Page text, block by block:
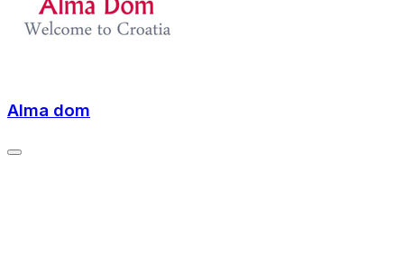
Alma dom